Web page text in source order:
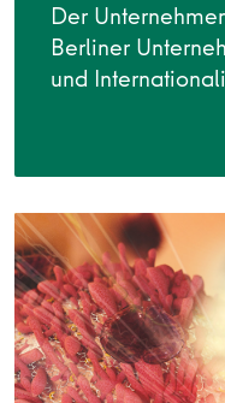
Der
Berliner
und